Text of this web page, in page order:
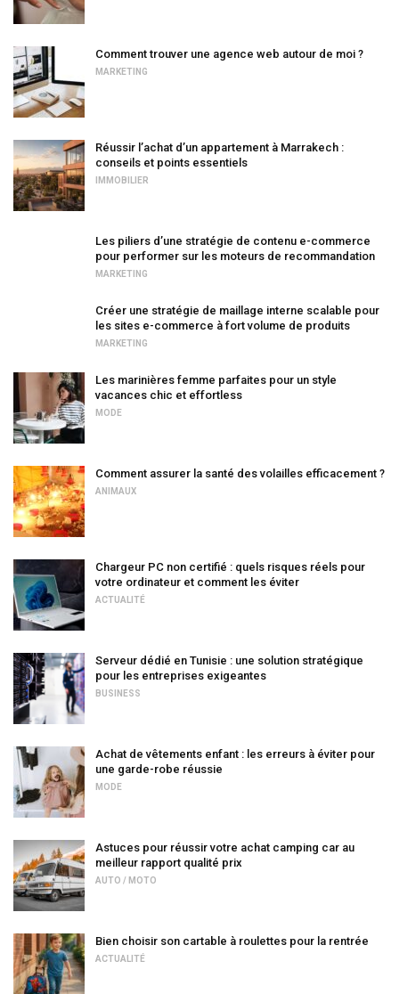
Comment trouver une agence web autour de moi ?
MARKETING
Réussir l’achat d’un appartement à Marrakech :
conseils et points essentiels
IMMOBILIER
Les piliers d’une stratégie de contenu e-commerce
pour performer sur les moteurs de recommandation
MARKETING
Créer une stratégie de maillage interne scalable pour
les sites e-commerce à fort volume de produits
MARKETING
Les marinières femme parfaites pour un style
vacances chic et effortless
MODE
Comment assurer la santé des volailles efficacement ?
ANIMAUX
Chargeur PC non certifié : quels risques réels pour
votre ordinateur et comment les éviter
ACTUALITÉ
Serveur dédié en Tunisie : une solution stratégique
pour les entreprises exigeantes
BUSINESS
Achat de vêtements enfant : les erreurs à éviter pour
une garde-robe réussie
MODE
Astuces pour réussir votre achat camping car au
meilleur rapport qualité prix
AUTO / MOTO
Bien choisir son cartable à roulettes pour la rentrée
ACTUALITÉ